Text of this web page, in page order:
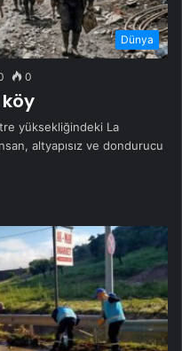
Dünya
0
köy
yüksekliğindeki La
altyapısız ve dondurucu